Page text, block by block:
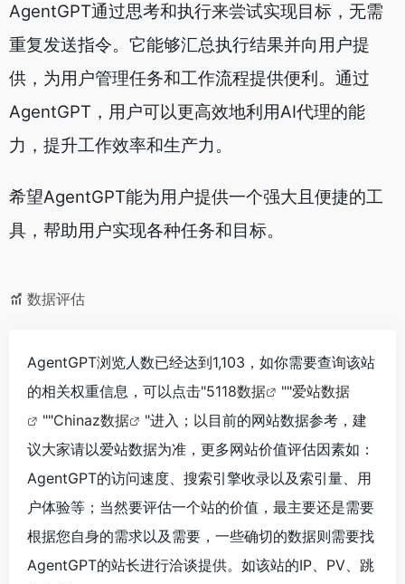
AgentGPT通过思考和执行来尝试实现目标，无需
重复发送指令。它能够汇总执行结果并向用户提
供，为用户管理任务和工作流程提供便利。通过
AgentGPT，用户可以更高效地利用AI代理的能
力，提升工作效率和生产力。
希望AgentGPT能为用户提供一个强大且便捷的工
具，帮助用户实现各种任务和目标。
数据评估
AgentGPT浏览人数已经达到1,103，如你需要查询该站
的相关权重信息，可以点击"5118数据 ""爱站数据
""Chinaz数据
"进入；以目前的网站数据参考，建
议大家请以爱站数据为准，更多网站价值评估因素如：
AgentGPT的访问速度、搜索引擎收录以及索引量、用
户体验等；当然要评估一个站的价值，最主要还是需要
根据您自身的需求以及需要，一些确切的数据则需要找
AgentGPT的站长进行洽谈提供。如该站的IP、PV、跳